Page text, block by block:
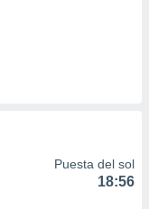
Puesta del sol
18:56